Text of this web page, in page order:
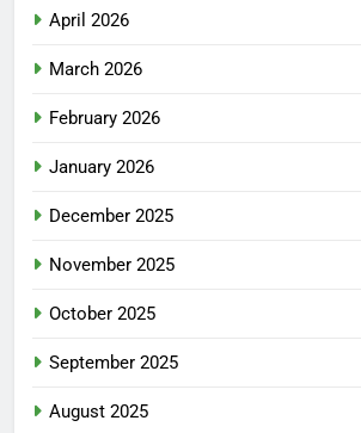
April 2026
March 2026
February 2026
January 2026
December 2025
November 2025
October 2025
September 2025
August 2025